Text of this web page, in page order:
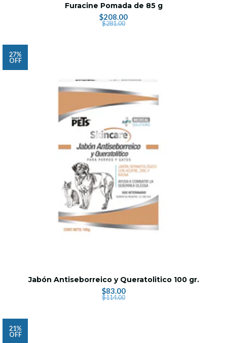
Furacine Pomada de 85 g
$208.00
$281.00
27%
OFF
Jabón Antiseborreico y Queratolitico 100 gr.
$83.00
$114.00
21%
OFF